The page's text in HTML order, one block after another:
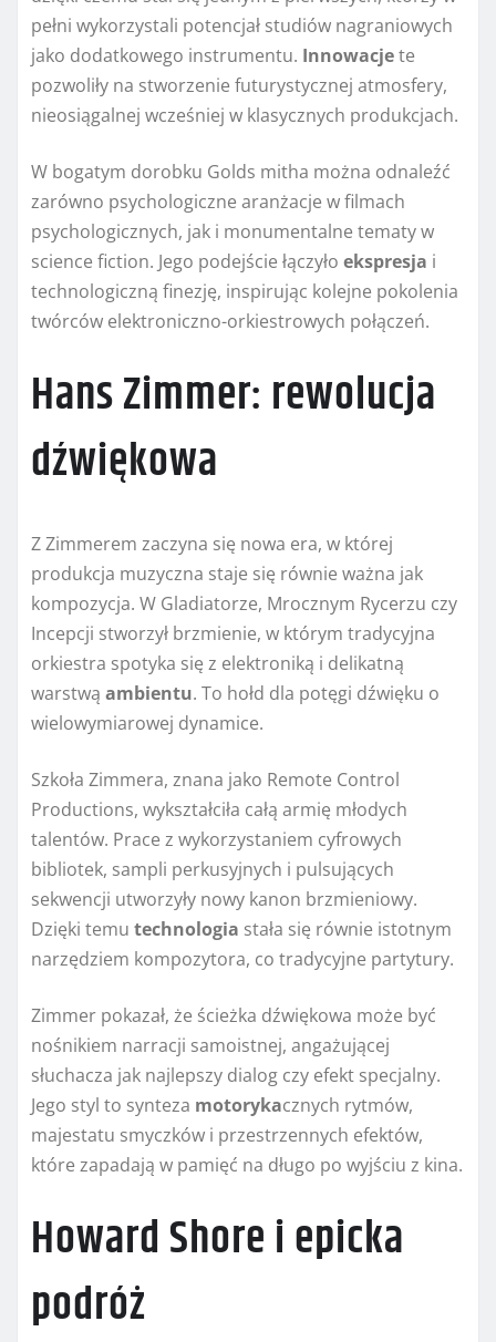
pełni wykorzystali potencjał studiów nagraniowych
jako dodatkowego instrumentu. Innowacjete
pozwoliły na stworzenie futurystycznej atmosfery,
nieosiągalnej wcześniej w klasycznych produkcjach.
W bogatym dorobku Golds mitha można odnaleźć
zarówno psychologiczne aranżacje w filmach
psychologicznych, jak i monumentalne tematy w
science fiction. Jego podejście łączyło ekspresja i
technologiczną finezję, inspirując kolejne pokolenia
twórców elektroniczno-orkiestrowych połączeń.
Hans Zimmer: rewolucja
dźwiękowa
Z Zimmerem zaczyna się nowa era, w której
produkcja muzyczna staje się równie ważna jak
kompozycja. W Gladiatorze, Mrocznym Rycerzu czy
Incepcji stworzył brzmienie, w którym tradycyjna
orkiestra spotyka się z elektroniką i delikatną
warstwą ambientu. To hołd dla potęgi dźwięku o
wielowymiarowej dynamice.
Szkoła Zimmera, znana jako Remote Control
Productions, wykształciła całą armię młodych
talentów. Prace z wykorzystaniem cyfrowych
bibliotek, sampli perkusyjnych i pulsujących
sekwencji utworzyły nowy kanon brzmieniowy.
Dzięki temu technologia stała się równie istotnym
narzędziem kompozytora, co tradycyjne partytury.
Zimmer pokazał, że ścieżka dźwiękowa może być
nośnikiem narracji samoistnej, angażującej
słuchacza jak najlepszy dialog czy efekt specjalny.
Jego styl to synteza motorykacznych rytmów,
majestatu smyczków i przestrzennych efektów,
które zapadają w pamięć na długo po wyjściu z kina.
Howard Shore i epicka
podróż